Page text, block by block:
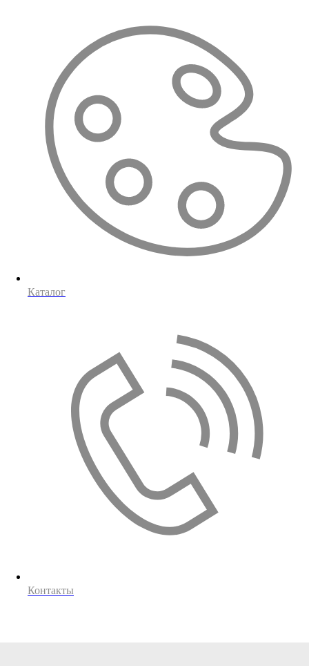
Каталог
Контакты